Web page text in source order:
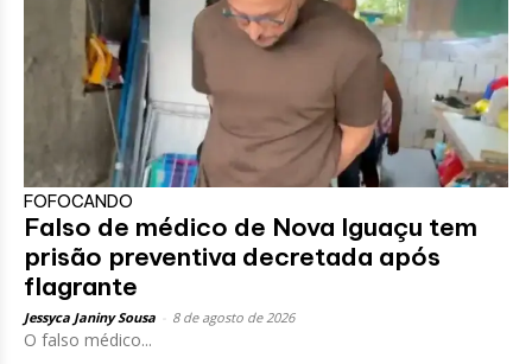
FOFOCANDO
Falso de médico de Nova Iguaçu tem
prisão preventiva decretada após
flagrante
Jessyca Janiny Sousa 8 de agosto de 2026
O falso médico...